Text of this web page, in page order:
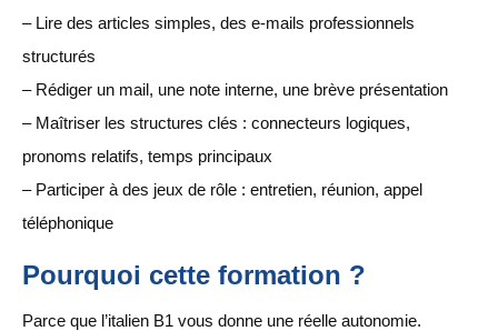
– Lire des articles simples, des e-mails professionnels
structurés
– Rédiger un mail, une note interne, une brève présentation
– Maîtriser les structures clés : connecteurs logiques,
pronoms relatifs, temps principaux
– Participer à des jeux de rôle : entretien, réunion, appel
téléphonique
Pourquoi cette formation ?
Parce que l’italien B1 vous donne une réelle autonomie.